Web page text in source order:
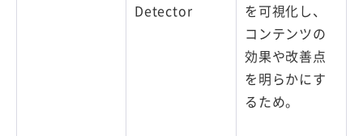
Detector
を可視化し、
コンテンツの
効果や改善点
を明らかにす
るため。